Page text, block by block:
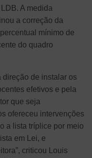
A medida
a correção da
mínimo de
do quadro
direção de instalar os
efetivos e pela
que seja
ofereceu intervenções
a lista tríplice por meio
em Lei, e
criticou Louis